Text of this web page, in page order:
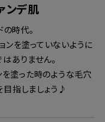
ンデ肌
時代。
ンを塗っていないように
ありません。
を塗った時のような毛穴
指しましょう♪